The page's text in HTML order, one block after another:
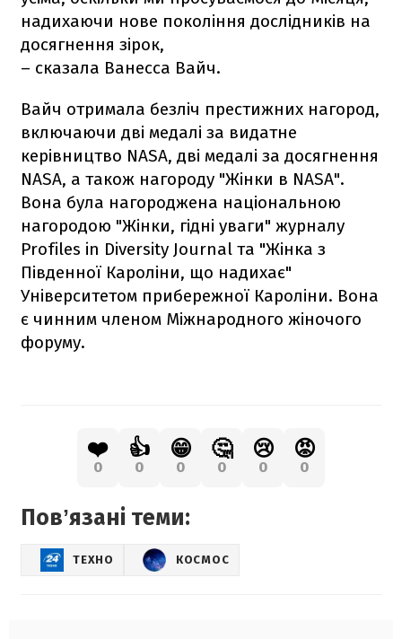
надихаючи нове покоління дослідників на
досягнення зірок,
– сказала Ванесса Вайч.
Вайч отримала безліч престижних нагород,
включаючи дві медалі за видатне
керівництво NASA, дві медалі за досягнення
NASA, а також нагороду "Жінки в NASA".
Вона була нагороджена національною
нагородою "Жінки, гідні уваги" журналу
Profiles in Diversity Journal та "Жінка з
Південної Кароліни, що надихає"
Університетом прибережної Кароліни. Вона
є чинним членом Міжнародного жіночого
форуму.
❤️
0
👍
0
😁
0
🤔
0
😢
0
😡
0
Повʼязані теми:
ТЕХНО КОСМОС